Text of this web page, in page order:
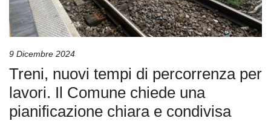
9 Dicembre 2024
Treni, nuovi tempi di percorrenza per
lavori. Il Comune chiede una
pianificazione chiara e condivisa